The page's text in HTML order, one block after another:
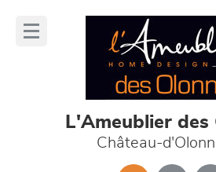
L'Ameublier des
Château-